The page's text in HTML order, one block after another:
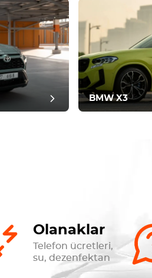
BMW X3
Olanaklar
Telefon ücretleri,
su, dezenfektan